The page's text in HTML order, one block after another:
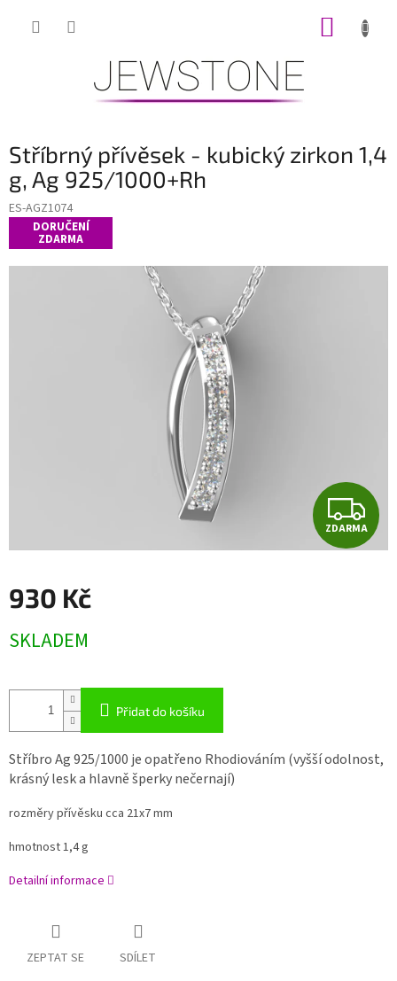
Stříbrný přívěsek - kubický zirkon 1,4
g, Ag 925/1000+Rh
ES-AGZ1074
DORUČENÍ
ZDARMA
Z
D
ZDARMA
930 Kč
cena:
SKLADEM
Přidat do košíku
Stříbro Ag 925/1000 je opatřeno Rhodiováním (vyšší odolnost,
krásný lesk a hlavně šperky nečernají)
rozměry přívěsku cca 21x7 mm
hmotnost 1,4 g
Detailní informace
ZEPTAT SE SDÍLET